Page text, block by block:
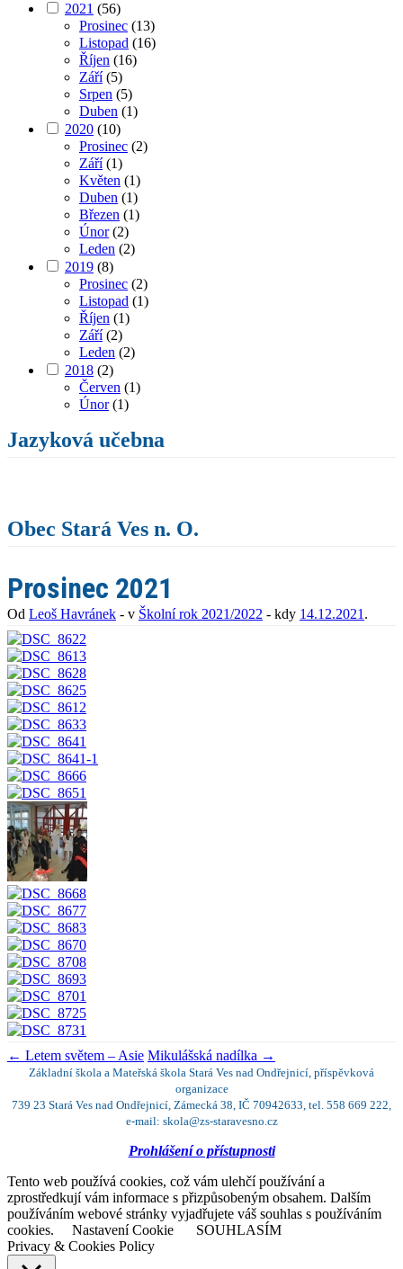
2021 (56)
Prosinec (13)
Listopad (16)
Říjen (16)
Září(5)
Srpen (5)
Duben (1)
2020 (10)
Prosinec (2)
Září(1)
Květen (1)
Duben (1)
Březen (1)
Únor(2)
Leden (2)
2019 (8)
Prosinec (2)
Listopad (1)
Říjen (1)
Září(2)
Leden (2)
2018 (2)
Červen (1)
Únor(1)
Jazyková učebna
Obec Stará Ves n. O.
Prosinec 2021
Od Leoš Havránek - v Školní rok 2021/2022 - kdy 14.12.2021 .
← Letem světem – Asie Mikulášská nadílka →
Základní škola a Mateřská škola Stará Ves nad Ondřejnicí, příspěvková
organizace
739 23 Stará Ves nad Ondřejnicí, Zámecká 38, IČ 70942633, tel. 558 669 222,
e-mail: skola@zs-staravesno.cz
Prohlášení o přístupnosti
Tento web používá cookies, což vám ulehčí používání a
zprostředkují vám informace s přizpůsobeným obsahem. Dalším
používáním webové stránky vyjadřujete váš souhlas s používáním
cookies.
Nastavení Cookie
SOUHLASÍM
Privacy & Cookies Policy